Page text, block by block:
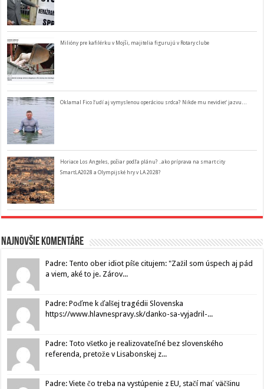
Milióny pre kafilérku v Mojši, majitelia figurujú v Rotary clube
Oklamal Fico ľudí aj vymyslenou operáciou srdca? Nikde mu nevidieť jazvu…
Horiace Los Angeles, požiar podľa plánu? ..ako príprava na smart city
SmartLA2028 a Olympijské hry v LA 2028?
Najnovšie komentáre
Padre: Tento ober idiot píše citujem: "Zažil som úspech aj pád
a viem, aké to je. Zárov...
Padre: Poďme k ďalšej tragédii Slovenska
https://www.hlavnespravy.sk/danko-sa-vyjadril-...
Padre: Toto všetko je realizovateľné bez slovenského
referenda, pretože v Lisabonskej z...
Padre: Viete čo treba na vystúpenie z EU, stačí mať väčšinu